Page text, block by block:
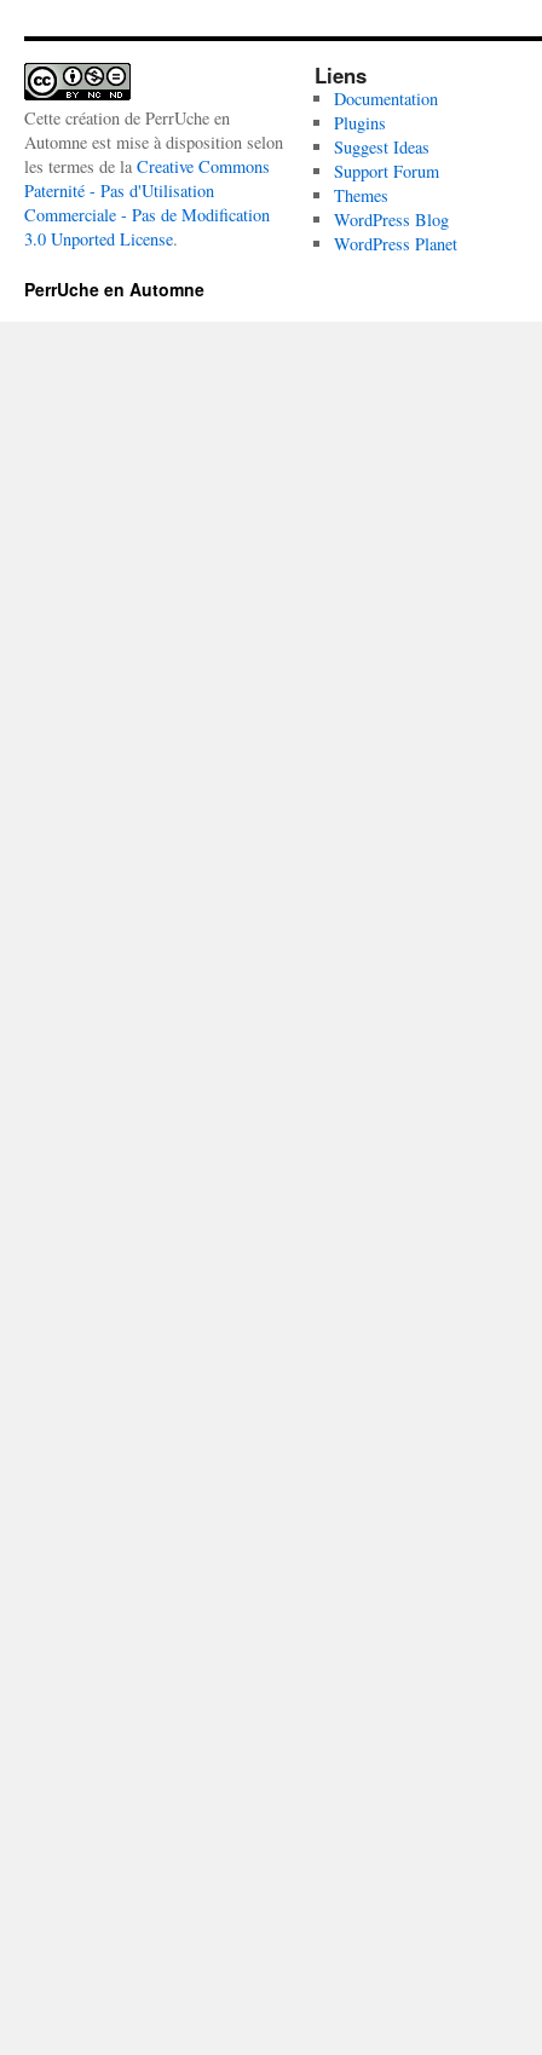
Cette création de PerrUche en
Automne est mise à disposition selon
les termes de la Creative Commons
Paternité - Pas d'Utilisation
Commerciale - Pas de Modification
3.0 Unported License.
Liens
Documentation
Plugins
Suggest Ideas
Support Forum
Themes
WordPress Blog
WordPress Planet
PerrUche en Automne